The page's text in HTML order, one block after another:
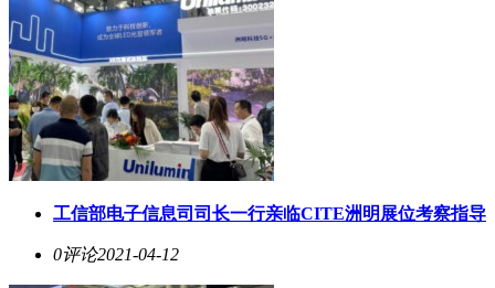
工信部电子信息司司长一行亲临CITE洲明展位考察指导
0评论2021-04-12